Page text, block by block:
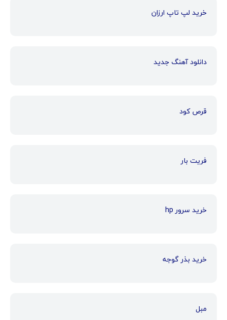
خرید لپ تاپ ارزان
دانلود آهنگ جدید
قرص کود
فریت بار
خرید سرور hp
خرید بذر گوجه
مبل